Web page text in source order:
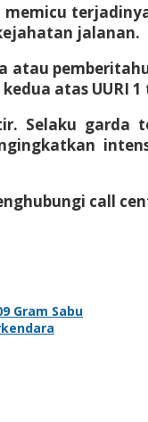
jalanan.
atas UURI
garda
call
Gram Sabu